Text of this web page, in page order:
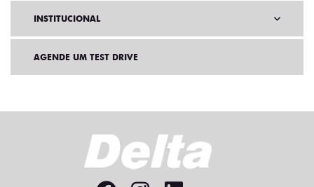
INSTITUCIONAL
AGENDE UM TEST DRIVE